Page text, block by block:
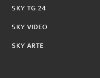
SKY TG 24
SKY VIDEO
SKY ARTE